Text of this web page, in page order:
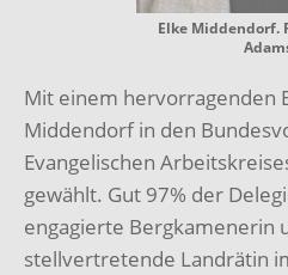
Elke Middendorf.
Mit einem hervorragenden
Middendorf in den
Evangelischen
gewählt. Gut 97% der
engagierte Bergkamenerin
stellvertretende Landrätin